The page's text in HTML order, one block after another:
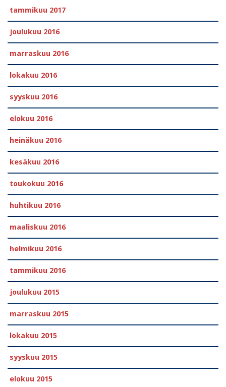
tammikuu 2017
joulukuu 2016
marraskuu 2016
lokakuu 2016
syyskuu 2016
elokuu 2016
heinäkuu 2016
kesäkuu 2016
toukokuu 2016
huhtikuu 2016
maaliskuu 2016
helmikuu 2016
tammikuu 2016
joulukuu 2015
marraskuu 2015
lokakuu 2015
syyskuu 2015
elokuu 2015